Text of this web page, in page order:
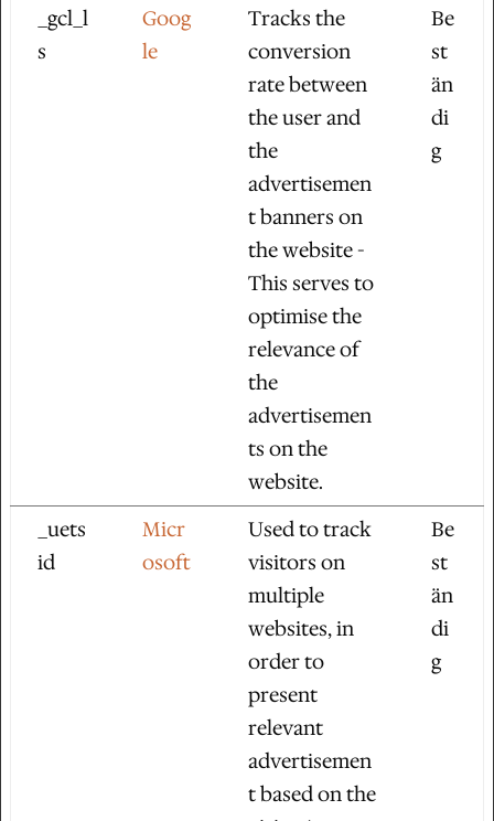
_gcl_l
s
Goog
le
Tracks the
conversion
rate between
the user and
the
advertisemen
t banners on
the website -
This serves to
optimise the
relevance of
the
advertisemen
ts on the
website.
Be
st
än
di
g
_uets
id
Micr
osoft
Used to track
visitors on
multiple
websites, in
order to
present
relevant
advertisemen
t based on the
Be
st
än
di
g